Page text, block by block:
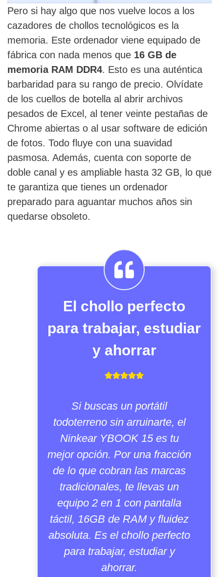
Pero si hay algo que nos vuelve locos a los
cazadores de chollos tecnológicos es la
memoria. Este ordenador viene equipado de
fábrica con nada menos que 16 GB de
memoria RAM DDR4. Esto es una auténtica
barbaridad para su rango de precio. Olvídate
de los cuellos de botella al abrir archivos
pesados de Excel, al tener veinte pestañas de
Chrome abiertas o al usar software de edición
de fotos. Todo fluye con una suavidad
pasmosa. Además, cuenta con soporte de
doble canal y es ampliable hasta 32 GB, lo que
te garantiza que tienes un ordenador
preparado para aguantar muchos años sin
quedarse obsoleto.
El chollo perfecto
para trabajar, estudiar
y ahorrar
Si buscas un portátil
todoterreno sin arruinarte, el
Ninkear YBOOK 15 es tu
mejor opción. Por una fracción
de lo que cobran las marcas
tradicionales, te llevas un
equipo 2 en 1 con pantalla
táctil, 16GB de RAM y fluidez
absoluta. Es el chollo perfecto
para trabajar, estudiar y
ahorrar.